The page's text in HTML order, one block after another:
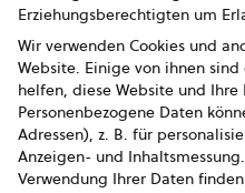
AGB
AGB
Erziehungsberechtigten um
Wir verwenden Cookies und
Website. Einige von ihnen
helfen, diese Website und Ihre
Personenbezogene Daten
Adressen), z. B. für
Anzeigen- und Inhaltsmessung.
Verwendung Ihrer Daten